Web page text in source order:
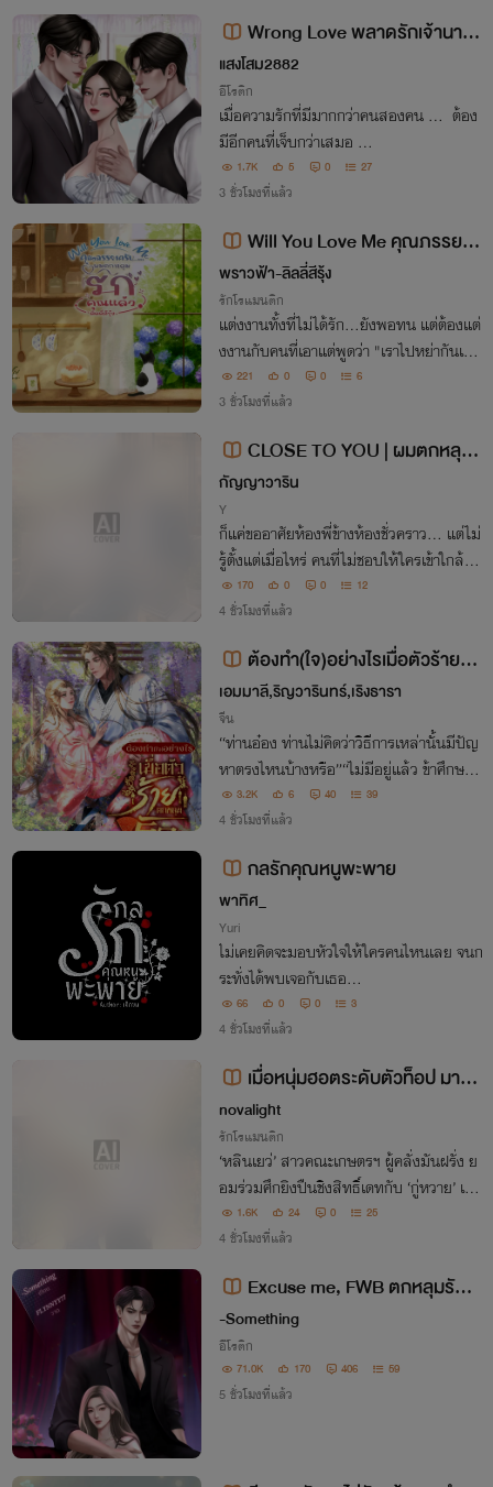
Wrong Love พลาดรักเจ้านาย
ตัวร้าย
แสงโสม2882
อีโรติก
เมื่อความรักที่มีมากกว่าคนสองคน … ต้อง
มีอีกคนที่เจ็บกว่าเสมอ …
1.7K 5 0 27
3 ชั่วโมงที่แล้ว
Will You Love Me คุณภรรยาค
รับ...ผมตกหลุมรักคุณแล้ว
พราวฟ้า-ลิลลี่สีรุ้ง
รักโรแมนติก
แต่งงานทั้งที่ไม่ได้รัก...ยังพอทน แต่ต้องแต่
งงานกับคนที่เอาแต่พูดว่า "เราไปหย่ากันเถอ
ะ" นั่นต่างหากที่ยากกว่า ชีวิตหลังแต่งงานข
องอลินญา จึงไม่ได้เริ่มต้นด้วยความหวาน แ
221 0 0 6
3 ชั่วโมงที่แล้ว
CLOSE TO YOU | ผมตกหลุมรั
กหนุ่มข้างห้อง!
กัญญาวาริน
Y
ก็แค่ขออาศัยห้องพี่ข้างห้องชั่วคราว… แต่ไม่
รู้ตั้งแต่เมื่อไหร่ คนที่ไม่ชอบให้ใครเข้าใกล้กลั
บไม่ยอมปล่อยผมไปไหนอีกเลย!
170 0 0 12
4 ชั่วโมงที่แล้ว
ต้องทำ(ใจ)อย่างไรเมื่อตัวร้ายต
กหลุมรัก
เอมมาลี,ริญวารินทร์,เริงธารา
จีน
“ท่านอ๋อง ท่านไม่คิดว่าวิธีการเหล่านั้นมีปัญ
หาตรงไหนบ้างหรือ”“ไม่มีอยู่แล้ว ข้าศึกษา
ตำรามาเป็นอย่างดี” ฉีอ๋องยืดอกเล็กน้อย โจ
วซือเมี่ยวทำหน้าปั้นยาก หากตำราไม่มีปัญ
3.2K 6 40 39
4 ชั่วโมงที่แล้ว
กลรักคุณหนูพะพาย
พาทิศ_
Yuri
ไม่เคยคิดจะมอบหัวใจให้ใครคนไหนเลย จนก
ระทั่งได้พบเจอกับเธอ...
66 0 0 3
4 ชั่วโมงที่แล้ว
เมื่อหนุ่มฮอตระดับตัวท็อป มาต
กหลุมรักยัยสายลุย
novalight
รักโรแมนติก
‘หลินเยว่’ สาวคณะเกษตรฯ ผู้คลั่งมันฝรั่ง ย
อมร่วมศึกยิงปืนชิงสิทธิ์เดทกับ ‘กู่หวาย’ เท
พบุตรสุดฮอต เพียงเพราะคิดว่า “เดท = ติวเ
รื่องมันฝรั่ง” โดยไม่รู้เลยว่าทั้งหมดคือแผนจี
1.6K 24 0 25
4 ชั่วโมงที่แล้ว
Excuse me, FWB ตกหลุมรักเธ
อที่ร้าย
-Something
อีโรติก
71.0K 170 406 59
5 ชั่วโมงที่แล้ว